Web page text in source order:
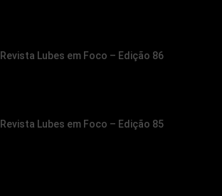
Revista Lubes em Foco – Edição 86
Revista Lubes em Foco – Edição 85